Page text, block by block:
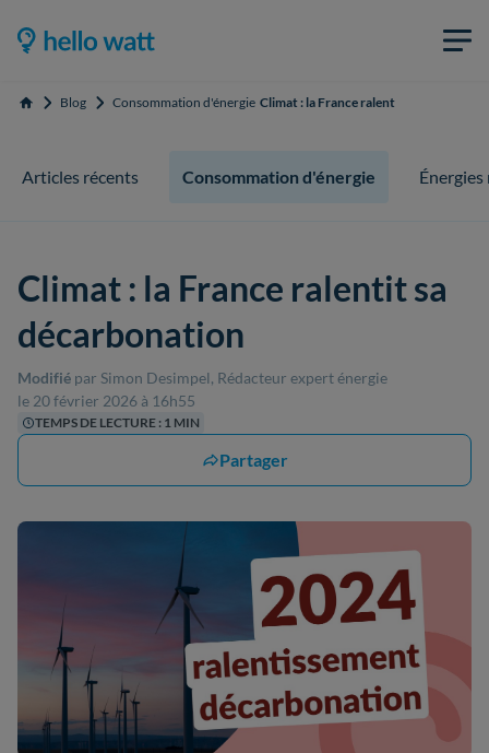
Accueil Blog Consommation d'énergie Climat : la France ralentit sa
Articles récents Consommation d'énergie
Climat : la France ralentit sa
décarbonation
Modifié par Simon Desimpel, Rédacteur expert énergie
le 20 février 2026 à 16h55
TEMPS DE LECTURE : 1 MIN
Partager